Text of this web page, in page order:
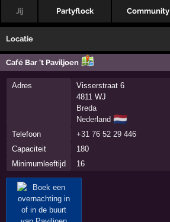
Jij Partyflock Community
Locatie
Café Bar 't Paviljoen
Adres
Visserstraat 6
4811 WJ
Breda
Nederland 🇳🇱
Telefoon
+31 76 52 29 446
Capaciteit
180
Minimumleeftijd
16